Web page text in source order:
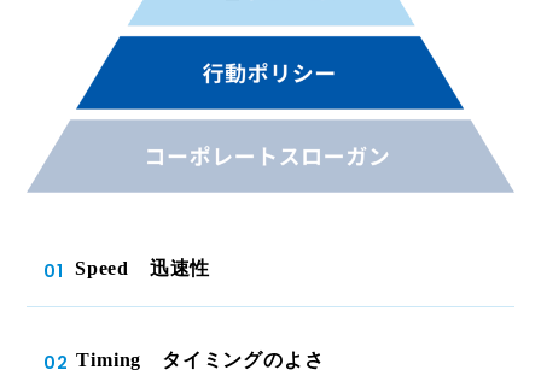
01 Speed 迅速性
02 Timing タイミングのよさ